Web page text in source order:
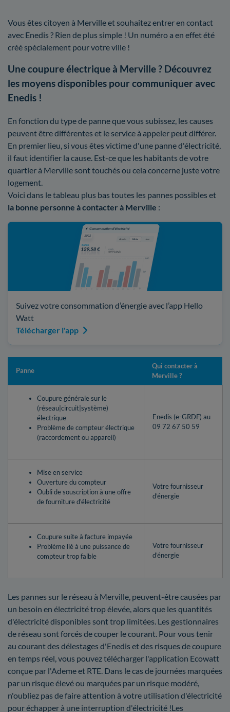
Vous êtes citoyen à Merville et souhaitez entrer en contact
avec Enedis ? Rien de plus simple ! Un numéro a en effet été
créé spécialement pour votre ville !
Une coupure électrique à Merville ? Découvrez
les moyens disponibles pour communiquer avec
Enedis !
En fonction du type de panne que vous subissez, les causes
peuvent être différentes et le service à appeler peut différer.
En premier lieu, si vous êtes victime d'une panne d'électricité,
il faut identifier la cause. Est-ce que les habitants de votre
quartier à Merville sont touchés ou cela concerne juste votre
logement.
Voici dans le tableau plus bas toutes les pannes possibles et
la bonne personne à contacter à Merville :
Suivez votre consommation d’énergie avec l’app Hello
Watt
Télécharger l'app
Panne
Qui contacter à
Merville ?
Coupure générale sur le
(réseau|circuit|système)
électrique
Problème de compteur électrique
(raccordement ou appareil)
Enedis (e-GRDF) au
09 72 67 50 59
Mise en service
Ouverture du compteur
Oubli de souscription à une offre
de fourniture d'électricité
Votre fournisseur
d’énergie
Coupure suite à facture impayée
Problème lié à une puissance de
compteur trop faible
Votre fournisseur
d’énergie
Les pannes sur le réseau à Merville, peuvent-être causées par
un besoin en électricité trop élevée, alors que les quantités
d'électricité disponibles sont trop limitées. Les gestionnaires
de réseau sont forcés de couper le courant. Pour vous tenir
au courant des délestages d'Enedis et des risques de coupure
en temps réel, vous pouvez télécharger l'application Ecowatt
conçue par l'Ademe et RTE. Dans le cas de journées marquées
par un risque élevé ou marquées par un risque modéré,
n'oubliez pas de faire attention à votre utilisation d'électricité
pour échapper à une interruption d'électricité !Les